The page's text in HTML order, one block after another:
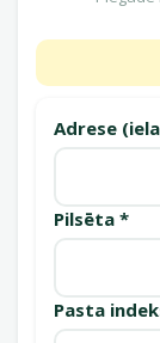
Adrese
Pilsēta *
Pasta